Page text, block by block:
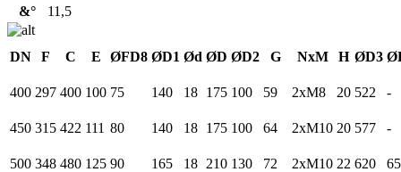
&°
11,5
DN F C E ØFD8 ØD1 Ød ØD ØD2 G NxM H ØD3
400 297 400 100 75 140 18 175 100 59 2xM8 20 522 -
450 315 422 111 80 140 18 175 100 64 2xM10 20 577 -
500 348 480 125 90 165 18 210 130 72 2xM10 22 620